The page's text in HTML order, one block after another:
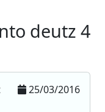
deutz 4
25/03/2016